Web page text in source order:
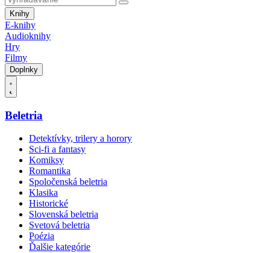
Knihy
E-knihy
Audioknihy
Hry
Filmy
Doplnky
Beletria
Detektívky, trilery a horory
Sci-fi a fantasy
Komiksy
Romantika
Spoločenská beletria
Klasika
Historické
Slovenská beletria
Svetová beletria
Poézia
Ďalšie kategórie